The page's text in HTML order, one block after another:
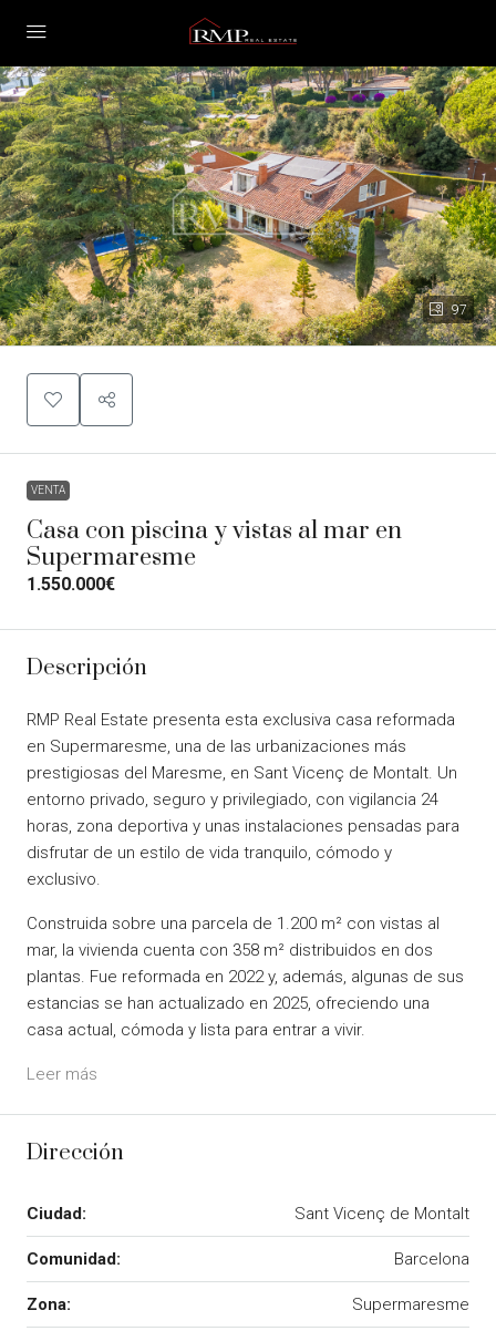
97
VENTA
Casa con piscina y vistas al mar en
Supermaresme
1.550.000€
Descripción
RMP Real Estate presenta esta exclusiva casa reformada
en Supermaresme, una de las urbanizaciones más
prestigiosas del Maresme, en Sant Vicenç de Montalt. Un
entorno privado, seguro y privilegiado, con vigilancia 24
horas, zona deportiva y unas instalaciones pensadas para
disfrutar de un estilo de vida tranquilo, cómodo y
exclusivo.
Construida sobre una parcela de 1.200 m² con vistas al
mar, la vivienda cuenta con 358 m² distribuidos en dos
plantas. Fue reformada en 2022 y, además, algunas de sus
estancias se han actualizado en 2025, ofreciendo una
casa actual, cómoda y lista para entrar a vivir.
Leer más
Dirección
Ciudad: Sant Vicenç de Montalt
Comunidad: Barcelona
Zona: Supermaresme